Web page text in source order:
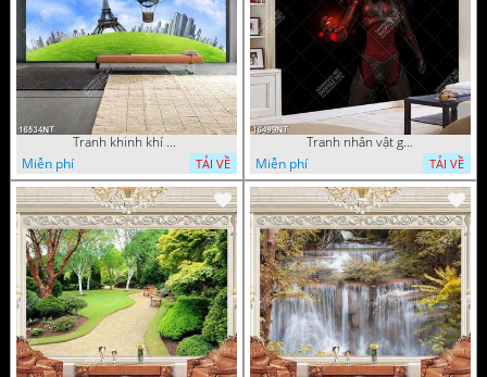
Tranh khinh khí cầu
Miễn phí
TẢI VỀ
Tranh nhân vật game
Miễn phí
TẢI VỀ